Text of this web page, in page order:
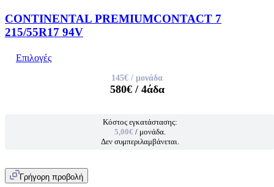
CONTINENTAL PREMIUMCONTACT 7
215/55R17 94V
Επιλογές
145€ / μονάδα
580€/ 4άδα
Κόστος εγκατάστασης:
5,00€ / μονάδα.
Δεν συμπεριλαμβάνεται.
Γρήγορη προβολή